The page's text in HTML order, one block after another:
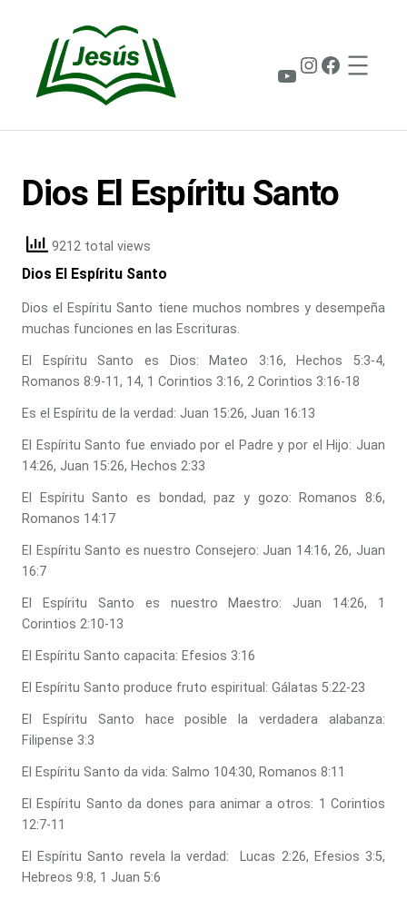
contenido
Instagram
YouTube
Dios El Espíritu Santo
9212 total views
Dios El Espíritu Santo
Dios el Espíritu Santo tiene muchos nombres y desempeña
muchas funciones en las Escrituras.
El Espíritu Santo es Dios: Mateo 3:16, Hechos 5:3-4,
Romanos 8:9-11, 14, 1 Corintios 3:16, 2 Corintios 3:16-18
Es el Espíritu de la verdad: Juan 15:26, Juan 16:13
El Espíritu Santo fue enviado por el Padre y por el Hijo: Juan
14:26, Juan 15:26, Hechos 2:33
El Espíritu Santo es bondad, paz y gozo: Romanos 8:6,
Romanos 14:17
El Espíritu Santo es nuestro Consejero: Juan 14:16, 26, Juan
16:7
El Espíritu Santo es nuestro Maestro: Juan 14:26, 1
Corintios 2:10-13
El Espíritu Santo capacita: Efesios 3:16
El Espíritu Santo produce fruto espiritual: Gálatas 5:22-23
El Espíritu Santo hace posible la verdadera alabanza:
Filipense 3:3
El Espíritu Santo da vida: Salmo 104:30, Romanos 8:11
El Espíritu Santo da dones para animar a otros: 1 Corintios
12:7-11
El Espíritu Santo revela la verdad: Lucas 2:26, Efesios 3:5,
Hebreos 9:8, 1 Juan 5:6